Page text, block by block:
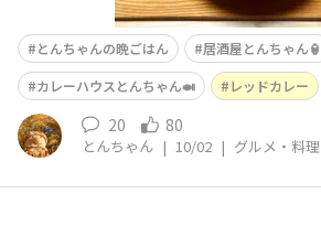
とんちゃんの晩ごはん
居酒屋とんちゃん🏮
カレーハウスとんちゃん🍛
レッドカレー
20 80
とんちゃん | 10/02 | グルメ・料理